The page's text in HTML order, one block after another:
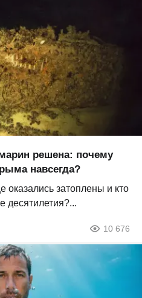
решена: почему
навсегда?
оказались затоплены и кто
десятилетия?...
10 676